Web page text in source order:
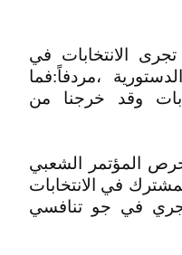
الانتخابات في
،مردفاً:فما
وقد خرجنا من
المؤتمر الشعبي
في الانتخابات
في جو تنافسي